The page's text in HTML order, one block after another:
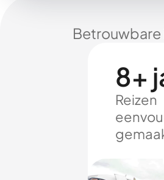
8+
Reizen